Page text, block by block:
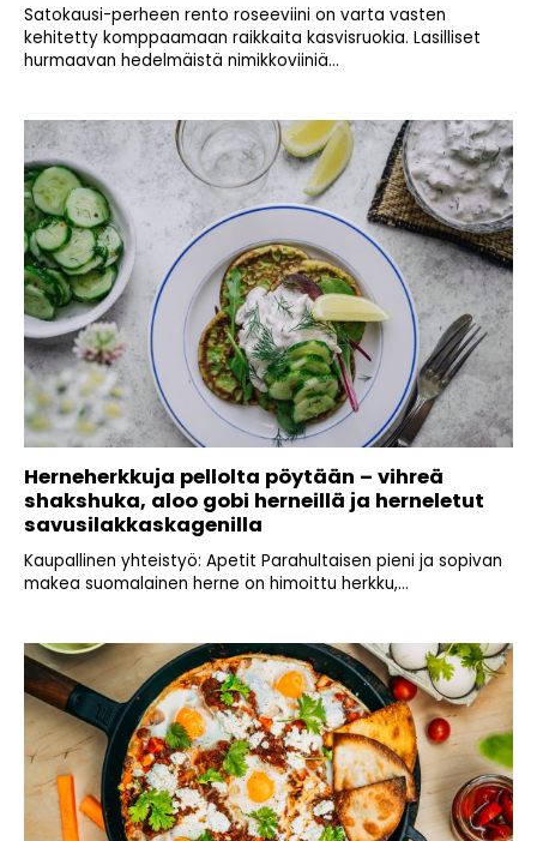
Satokausi-perheen rento roseeviini on varta vasten
kehitetty komppaamaan raikkaita kasvisruokia. Lasilliset
hurmaavan hedelmäistä nimikkoviiniä...
Herneherkkuja pellolta pöytään – vihreä
shakshuka, aloo gobi herneillä ja herneletut
savusilakkaskagenilla
Kaupallinen yhteistyö: Apetit Parahultaisen pieni ja sopivan
makea suomalainen herne on himoittu herkku,...